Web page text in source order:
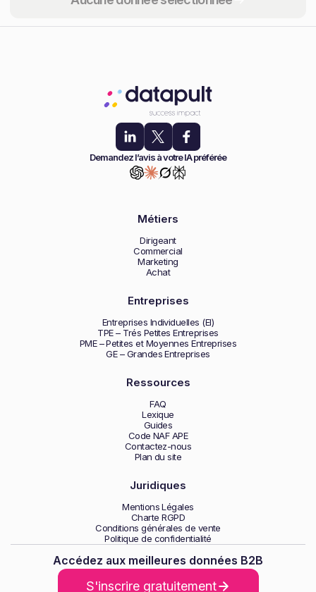
Demandez l’avis à votre IA préférée
Métiers
Dirigeant
Commercial
Marketing
Achat
Entreprises
Entreprises Individuelles (EI)
TPE – Trés Petites Entreprises
PME – Petites et Moyennes Entreprises
GE – Grandes Entreprises
Ressources
FAQ
Lexique
Guides
Code NAF APE
Contactez-nous
Plan du site
Juridiques
Mentions Légales
Charte RGPD
Conditions générales de vente
Politique de confidentialité
Accédez aux meilleures données B2B
S'inscrire gratuitement